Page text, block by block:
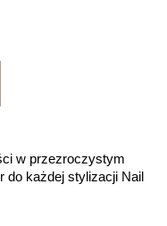
w przezroczystym
do każdej stylizacji Nail